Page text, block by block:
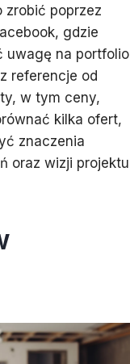
zrobić poprzez
gdzie
uwagę na portfolio
referencje od
w tym ceny,
kilka ofert,
znaczenia
oraz wizji projektu